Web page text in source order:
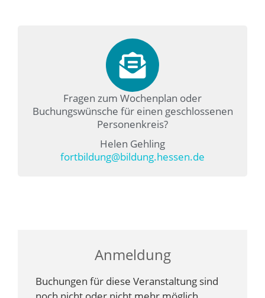
Fragen zum Wochenplan oder
Buchungswünsche für einen geschlossenen
Personenkreis?
Helen Gehling
fortbildung@bildung.hessen.de
Anmeldung
Buchungen für diese Veranstaltung sind